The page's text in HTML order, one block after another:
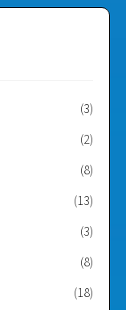
(3)
(2)
(8)
(13)
(3)
(8)
(18)